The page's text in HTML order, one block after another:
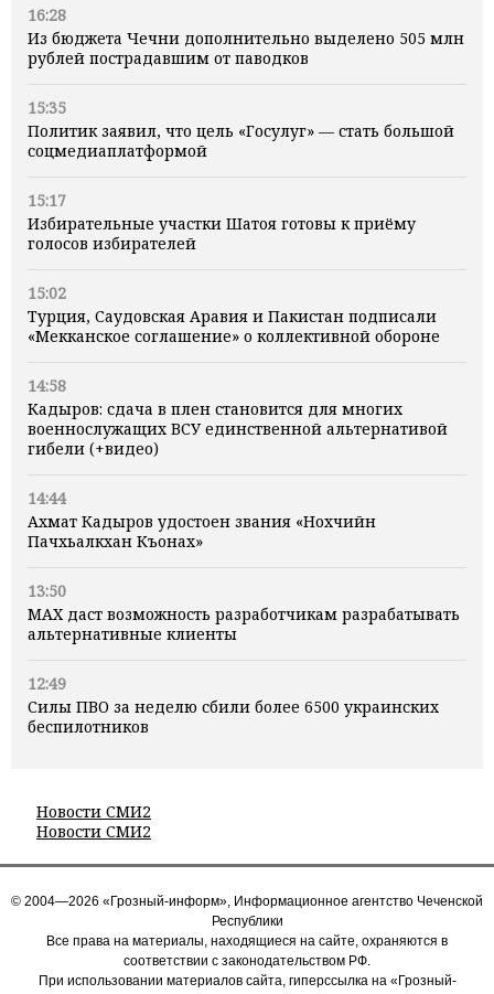
16:28
Из бюджета Чечни дополнительно выделено 505 млн
рублей пострадавшим от паводков
15:35
Политик заявил, что цель «Госулуг» — стать большой
соцмедиаплатформой
15:17
Избирательные участки Шатоя готовы к приёму
голосов избирателей
15:02
Турция, Саудовская Аравия и Пакистан подписали
«Мекканское соглашение» о коллективной обороне
14:58
Кадыров: сдача в плен становится для многих
военнослужащих ВСУ единственной альтернативой
гибели (+видео)
14:44
Ахмат Кадыров удостоен звания «Нохчийн
Пачхьалкхан Къонах»
13:50
MAX даст возможность разработчикам разрабатывать
альтернативные клиенты
12:49
Силы ПВО за неделю сбили более 6500 украинских
беспилотников
Новости СМИ2
Новости СМИ2
© 2004—2026 «Грозный-информ», Информационное агентство Чеченской
Республики
Все права на материалы, находящиеся на сайте, охраняются в
соответствии с законодательством РФ.
При использовании материалов сайта, гиперссылка на «Грозный-